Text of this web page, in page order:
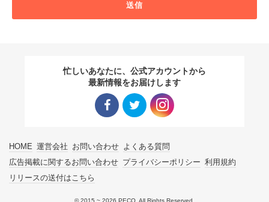
送信
忙しいあなたに、公式アカウントから
最新情報をお届けします
HOME 運営会社 お問い合わせ よくある質問
広告掲載に関するお問い合わせ プライバシーポリシー 利用規約
リリースの送付はこちら
© 2015 ~ 2026 PECO. All Rights Reserved.